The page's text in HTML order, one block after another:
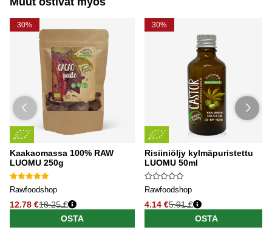
30%
Kaakaomassa 100% RAW
LUOMU 250g
Rawfoodshop
12.78 €18.25 €
OSTA
30%
Risiiniöljy kylmäpuristettu
LUOMU 50ml
Rawfoodshop
4.14 €5.91 €
OSTA